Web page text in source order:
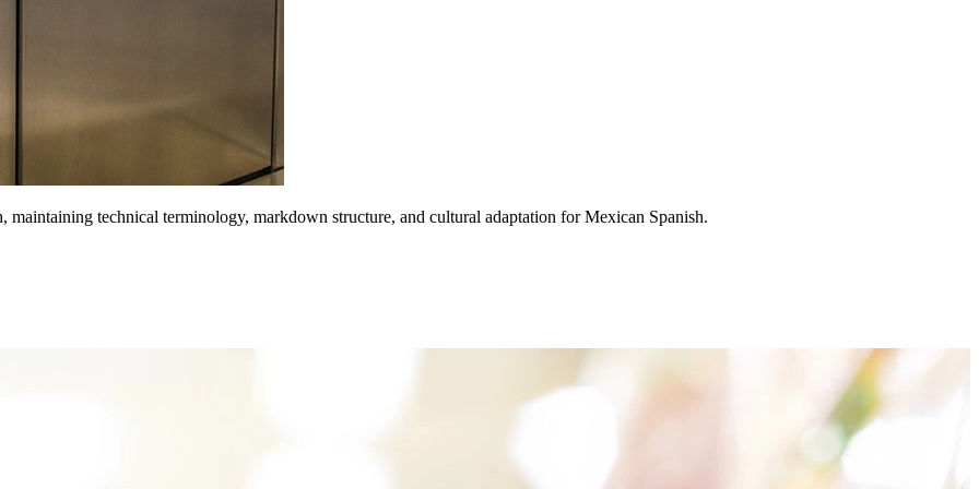
maintaining technical terminology, markdown structure, and cultural adaptation for Mexican Spanish.